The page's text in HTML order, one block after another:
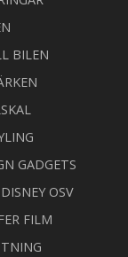
BILEN
GADGETS
OSV
FILM